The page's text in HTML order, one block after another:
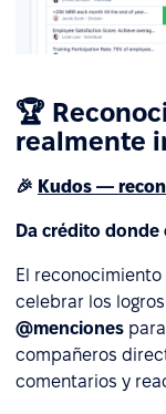
🏆
realmente
🎉 Kudos —
Da crédito
El
celebrar los
@menciones
compañeros
comentarios y